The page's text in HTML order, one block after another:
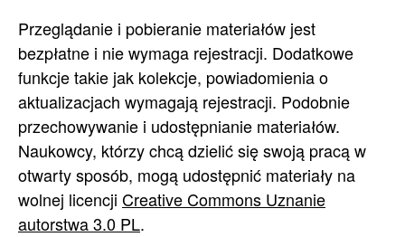
Przeglądanie i pobieranie materiałów jest
bezpłatne i nie wymaga rejestracji. Dodatkowe
funkcje takie jak kolekcje, powiadomienia o
aktualizacjach wymagają rejestracji. Podobnie
przechowywanie i udostępnianie materiałów.
Naukowcy, którzy chcą dzielić się swoją pracą w
otwarty sposób, mogą udostępnić materiały na
wolnej licencji Creative Commons Uznanie
autorstwa 3.0 PL.